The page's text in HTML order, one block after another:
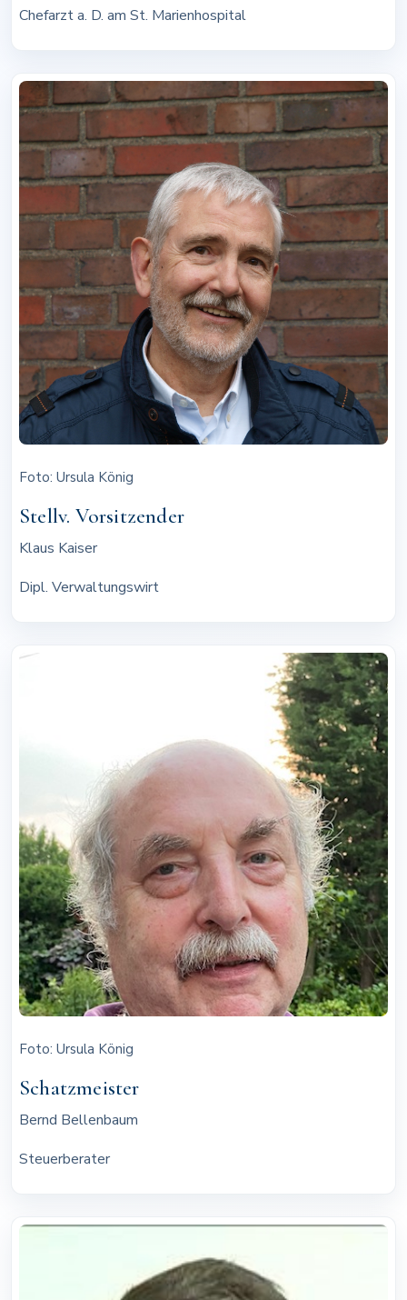
Chefarzt a. D. am St. Marienhospital
Foto: Ursula König
Stellv. Vorsitzender
Klaus Kaiser
Dipl. Verwaltungswirt
Foto: Ursula König
Schatzmeister
Bernd Bellenbaum
Steuerberater